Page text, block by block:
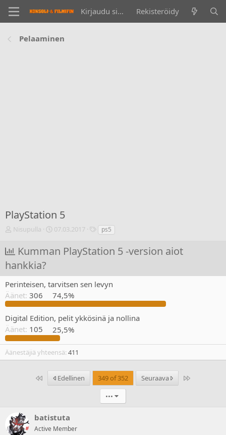
Kirjaudu sisään Rekisteröidy
Pelaaminen
PlayStation 5
V
e
s
t
i
k
e
t
u
n
a
l
o
a
Nisupulla
A
i
u
s
p
ä
v
ä
m
ä
ä
ä
07.03.2017
T
n
n
s
t
e
ps5
Kumman PlayStation 5 -version aiot
hankkia?
Perinteisen, tarvitsen sen levyn
Äänet: 306 74,5%
Digital Edition, pelit ykkösinä ja nollina
Äänet: 105 25,5%
Äänestäjiä yhteensä 411
Ensimmäinen
Edellinen 349 of 352 Seuraava Last
•••
batistuta
Active Member